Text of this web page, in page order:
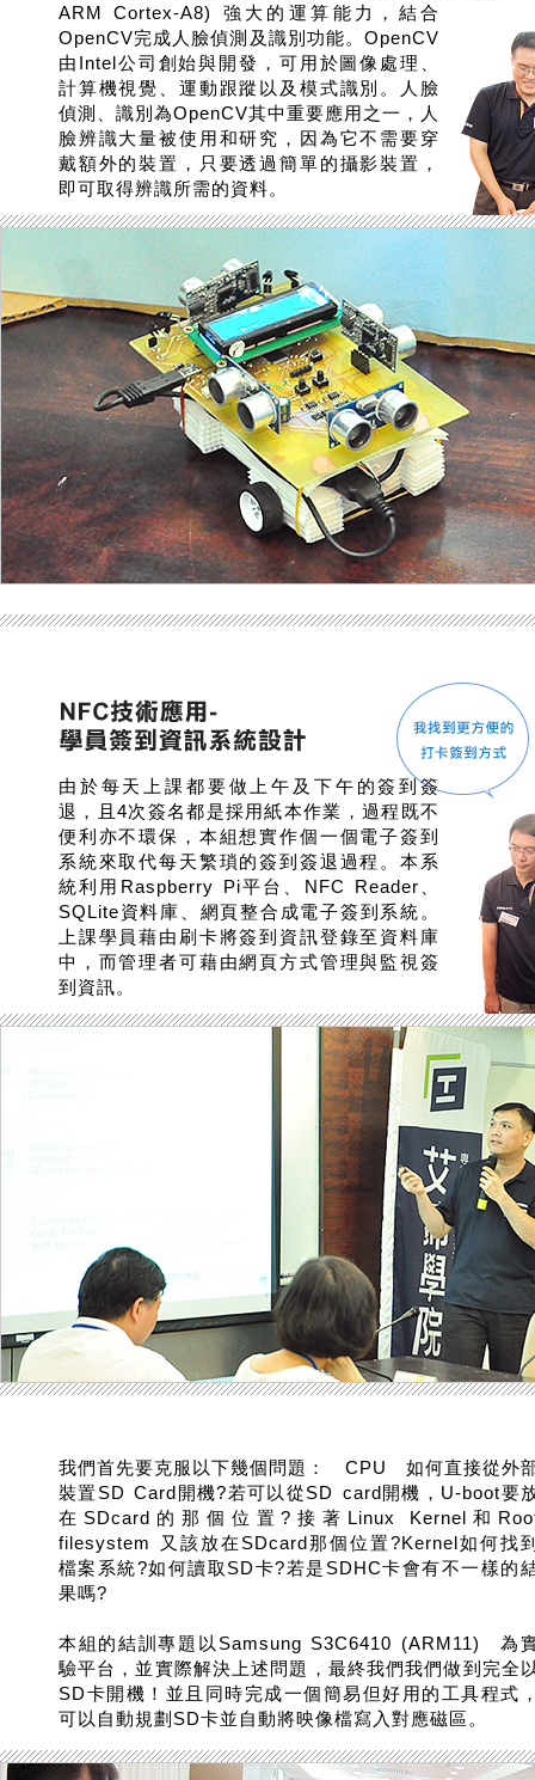
ARM Cortex-A8) 強大的運算能力，結合
OpenCV完成人臉偵測及識別功能。OpenCV
由Intel公司創始與開發，可用於圖像處理、
計算機視覺、運動跟蹤以及模式識別。人臉
偵測、識別為OpenCV其中重要應用之一，人
臉辨識大量被使用和研究，因為它不需要穿
戴額外的裝置，只要透過簡單的攝影裝置，
即可取得辨識所需的資料。
由於每天上課都要做上午及下午的簽到簽
退，且4次簽名都是採用紙本作業，過程既不
便利亦不環保，本組想實作個一個電子簽到
系統來取代每天繁瑣的簽到簽退過程。本系
統利用Raspberry Pi平台、NFC Reader、
SQLite資料庫、網頁整合成電子簽到系統。
上課學員藉由刷卡將簽到資訊登錄至資料庫
中，而管理者可藉由網頁方式管理與監視簽
到資訊。
我們首先要克服以下幾個問題： CPU 如何直接從外
裝置SD Card開機?若可以從SD card開機，U-boot要
在SDcard的那個位置?接著Linux Kernel和
filesystem 又該放在SDcard那個位置?Kernel如何找
檔案系統?如何讀取SD卡?若是SDHC卡會有不一樣的
果嗎?
本組的結訓專題以Samsung S3C6410 (ARM11) 為
驗平台，並實際解決上述問題，最終我們我們做到完全
SD卡開機！並且同時完成一個簡易但好用的工具程式
可以自動規劃SD卡並自動將映像檔寫入對應磁區。